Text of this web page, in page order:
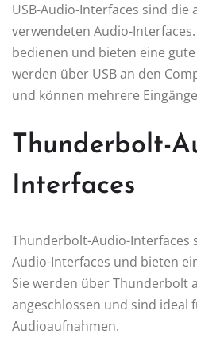
USB-Audio-Interfaces sind die
verwendeten Audio-
bedienen und bieten eine
werden über USB an den
und können mehrere
Thunderbolt-
Interfaces
Thunderbolt-Audio-Interfaces
Audio-Interfaces und bieten
Sie werden über Thunderbolt
angeschlossen und sind ideal
Audioaufnahmen.